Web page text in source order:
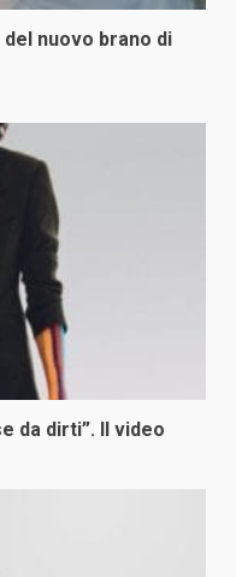
nuovo brano di
da dirti”. Il video